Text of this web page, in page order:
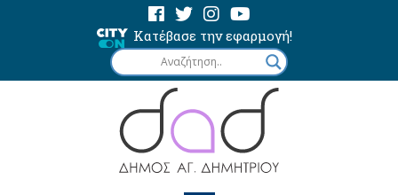
Κατέβασε την εφαρμογή!